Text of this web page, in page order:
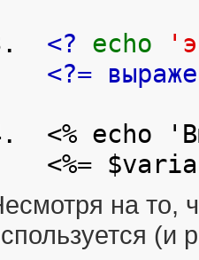
<? echo
<?=
<% echo 'Вы
<%=
на то,
(и